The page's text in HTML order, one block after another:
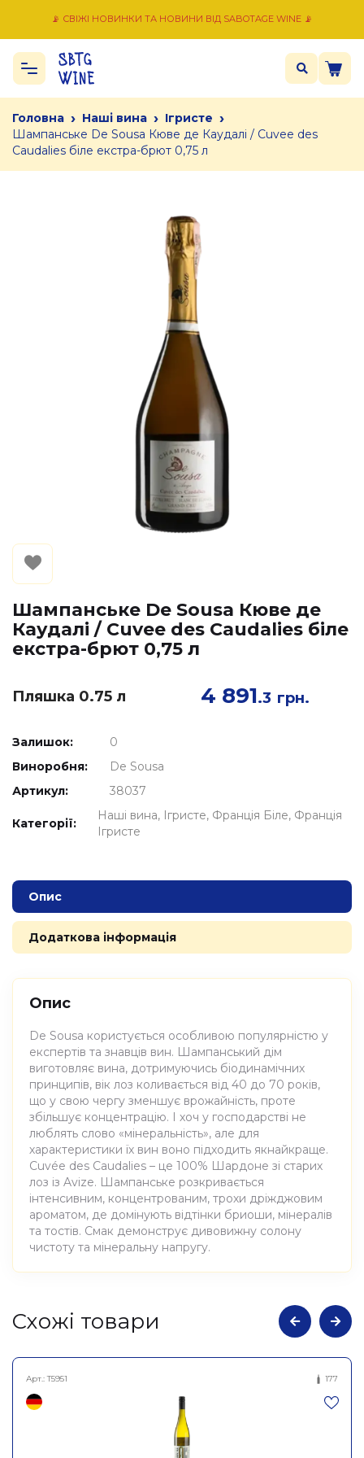
📡 СВІЖІ НОВИНКИ ТА НОВИНИ ВІД SABOTAGE WINE 📡
Головна › Наші вина › Ігристе ›
Шампанське De Sousa Кюве де Каудалі / Cuvee des
Caudalies біле екстра-брют 0,75 л
Шампанське De Sousa Кюве де
Каудалі / Cuvee des Caudalies біле
екстра-брют 0,75 л
Пляшка 0.75 л 4 891.3 грн.
Залишок:
0
Виноробня:
De Sousa
Артикул:
38037
Категорії:
Наші вина Ігристе Франція Біле Франція
Ігристе
Опис
Додаткова інформація
Опис
De Sousa користується особливою популярністю у
експертів та знавців вин. Шампанський дім
виготовляє вина, дотримуючись біодинамічних
принципів, вік лоз коливається від 40 до 70 років,
що у свою чергу зменшує врожайність, проте
збільшує концентрацію. І хоч у господарстві не
люблять слово «мінеральність», але для
характеристики їх вин воно підходить якнайкраще.
Cuvée des Caudalies – це 100% Шардоне зі старих
лоз із Avize. Шампанське розкривається
інтенсивним, концентрованим, трохи дріжджовим
ароматом, де домінують відтінки бриоши, мінералів
та тостів. Смак демонструє дивовижну солону
чистоту та мінеральну напругу.
Атрибути
біле Кюве де Каудаліс, De
Sousa 0,75л
Cхожі товари
Арт.:T5951 177